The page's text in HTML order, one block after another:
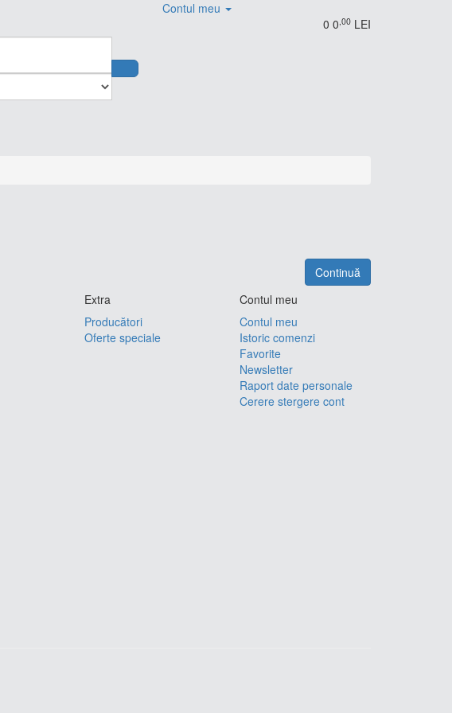
Contul meu
0 0 ,00 LEI
Continuă
Extra
Producători
Oferte speciale
Contul meu
Contul meu
Istoric comenzi
Favorite
Newsletter
Raport date personale
Cerere stergere cont